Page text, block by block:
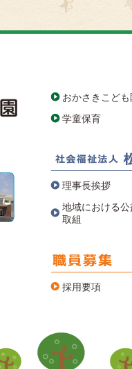
おかさきこど
学童保育
理事長挨拶
地域における
取組
採用要項